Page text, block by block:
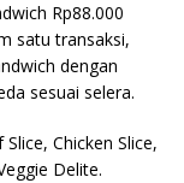
Rp88.000
satu transaksi,
dengan
sesuai selera.
Chicken Slice,
Delite.